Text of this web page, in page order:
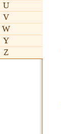
U
V
W
Y
Z